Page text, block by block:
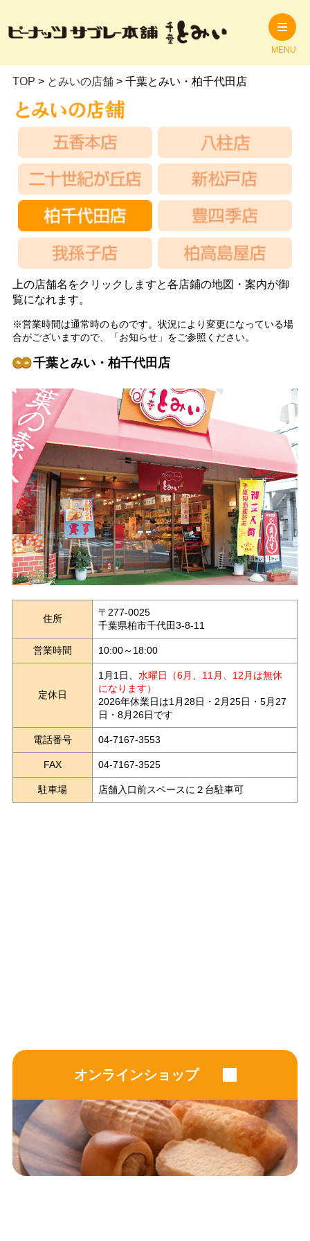
MENU
TOP > とみいの店舗> 千葉とみい・柏千代田店
上の店舗名をクリックしますと各店鋪の地図・案内が御
覧になれます。
※営業時間は通常時のものです。状況により変更になっている場
合がございますので、「お知らせ」をご参照ください。
千葉とみい・柏千代田店
住所
〒277-0025
千葉県柏市千代田3-8-11
営業時間 10:00～18:00
定休日
1月1日、水曜日（6月、11月、12月は無休
になります）
2026年休業日は1月28日・2月25日・5月27
日・8月26日です
電話番号 04-7167-3553
FAX 04-7167-3525
駐車場 店舗入口前スペースに２台駐車可
オンラインショップ